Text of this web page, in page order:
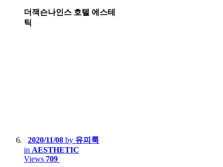
더잭슨나인스 호텔 에스테
틱
2020/11/08 by 유피룩
in AESTHETIC
Views 709